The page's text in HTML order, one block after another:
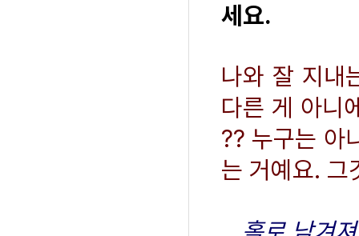
세요.
나와 잘 지내
다른 게 아니
?? 누구는 아
는 거예요. 그